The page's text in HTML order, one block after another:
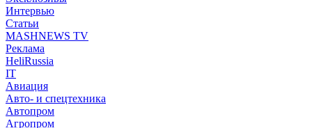
Интервью
Статьи
MASHNEWS TV
Реклама
HeliRussia
IT
Авиация
Авто- и спецтехника
Автопром
Агропром